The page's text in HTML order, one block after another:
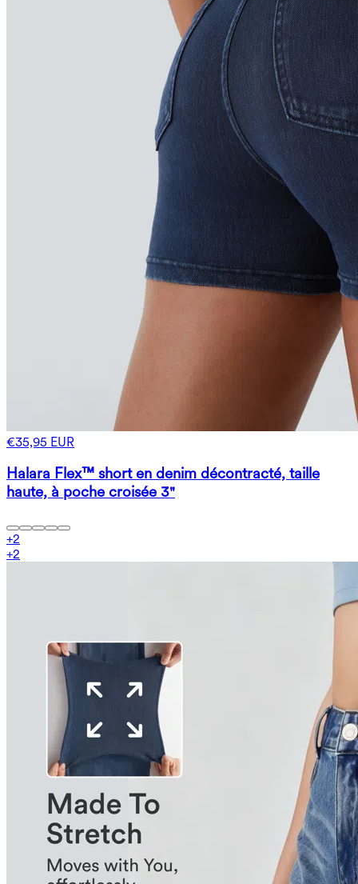
€35,95 EUR
Halara Flex™ short en denim décontracté, taille
haute, à poche croisée 3"
+2
+2